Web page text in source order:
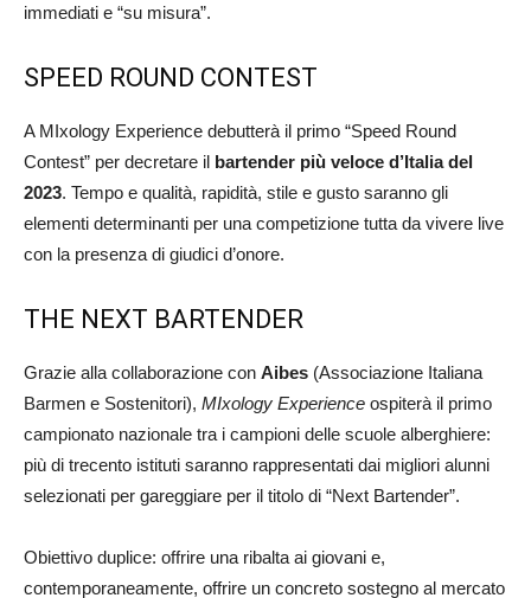
immediati e “su misura”.
SPEED ROUND CONTEST
A MIxology Experience debutterà il primo “Speed Round
Contest” per decretare il bartender più veloce d’Italia del
2023. Tempo e qualità, rapidità, stile e gusto saranno gli
elementi determinanti per una competizione tutta da vivere live
con la presenza di giudici d’onore.
THE NEXT BARTENDER
Grazie alla collaborazione con Aibes (Associazione Italiana
Barmen e Sostenitori), MIxology Experience ospiterà il primo
campionato nazionale tra i campioni delle scuole alberghiere:
più di trecento istituti saranno rappresentati dai migliori alunni
selezionati per gareggiare per il titolo di “Next Bartender”.
Obiettivo duplice: offrire una ribalta ai giovani e,
contemporaneamente, offrire un concreto sostegno al mercato